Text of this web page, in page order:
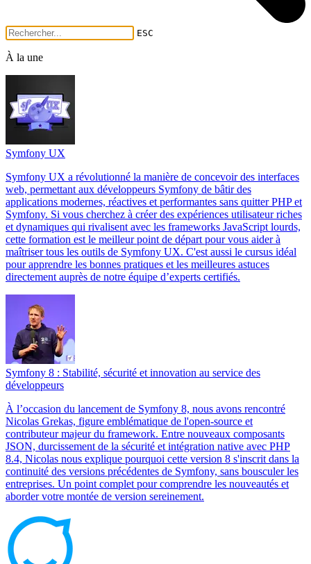
ESC
À la une
Symfony UX
Symfony UX a révolutionné la manière de concevoir des interfaces
web, permettant aux développeurs Symfony de bâtir des
applications modernes, réactives et performantes sans quitter PHP et
Symfony. Si vous cherchez à créer des expériences utilisateur riches
et dynamiques qui rivalisent avec les frameworks JavaScript lourds,
cette formation est le meilleur point de départ pour vous aider à
maîtriser tous les outils de Symfony UX. C'est aussi le cursus idéal
pour apprendre les bonnes pratiques et les meilleures astuces
directement auprès de notre équipe d’experts certifiés.
Symfony 8 : Stabilité, sécurité et innovation au service des
développeurs
À l’occasion du lancement de Symfony 8, nous avons rencontré
Nicolas Grekas, figure emblématique de l'open-source et
contributeur majeur du framework. Entre nouveaux composants
JSON, durcissement de la sécurité et intégration native avec PHP
8.4, Nicolas nous explique pourquoi cette version 8 s'inscrit dans la
continuité des versions précédentes de Symfony, sans bousculer les
entreprises. Un point complet pour comprendre les nouveautés et
aborder votre montée de version sereinement.